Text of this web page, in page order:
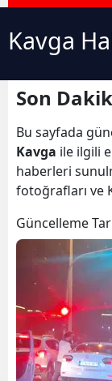
Kavga
Son
Bu sayfada
Kavga ile ilgili
haberleri
fotoğrafları ve
Güncelleme